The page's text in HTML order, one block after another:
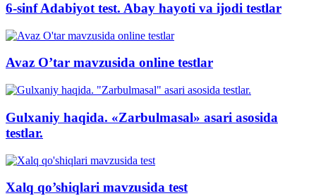
6-sinf Adabiyot test. Abay hayoti va ijodi testlar
Avaz O’tar mavzusida online testlar
Gulxaniy haqida. «Zarbulmasal» asari asosida
testlar.
Xalq qo’shiqlari mavzusida test